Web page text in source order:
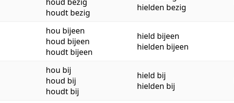
houdt bezig
hielden bezig
hou bijeen
houd bijeen
houdt bijeen
hield bijeen
hielden bijeen
hou bij
houd bij
houdt bij
hield bij
hielden bij